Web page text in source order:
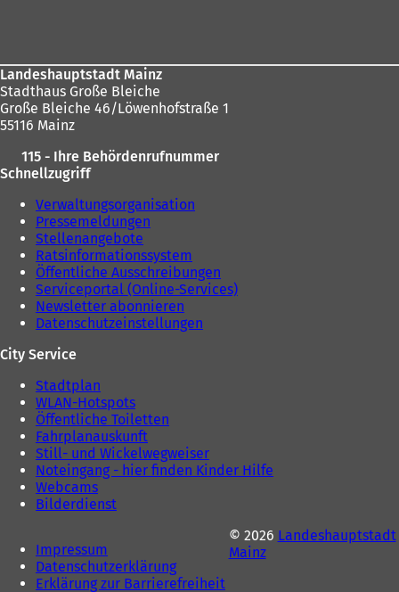
Landeshauptstadt Mainz
Stadthaus Große Bleiche
Große Bleiche 46/Löwenhofstraße 1
55116 Mainz
115 - Ihre Behördenrufnummer
Schnellzugriff
Verwaltungsorganisation
Pressemeldungen
Stellenangebote
Ratsinformationssystem
Öffentliche Ausschreibungen
Serviceportal (Online-Services)
Newsletter abonnieren
Datenschutzeinstellungen
City Service
Stadtplan
WLAN-Hotspots
Öffentliche Toiletten
Fahrplanauskunft
Still- und Wickelwegweiser
Noteingang - hier finden Kinder Hilfe
Webcams
Bilderdienst
Impressum
Datenschutzerklärung
Erklärung zur Barrierefreiheit
© 2026 Landeshauptstadt
Mainz